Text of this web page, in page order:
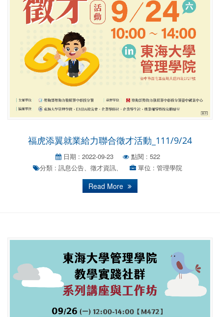
福虎添翼就業給力聯合徵才活動_111/9/24
日期 : 2022-09-23
點閱 : 522
分類 : 訊息公告、徵才資訊、
單位 : 管理學院
Read More